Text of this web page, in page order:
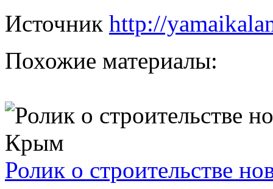
Источник http://
Похожие материалы:
Ролик о строительстве